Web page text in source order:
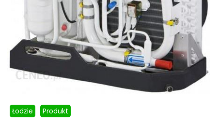
Łodzie Produkt